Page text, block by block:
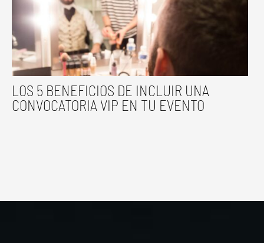
LOS 5 BENEFICIOS DE INCLUIR UNA
CONVOCATORIA VIP EN TU EVENTO